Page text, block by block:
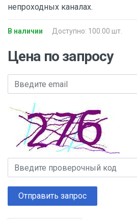
непроходных каналах.
В наличии Доступно: 100.00 шт.
Цена по запросу
Отправить запрос